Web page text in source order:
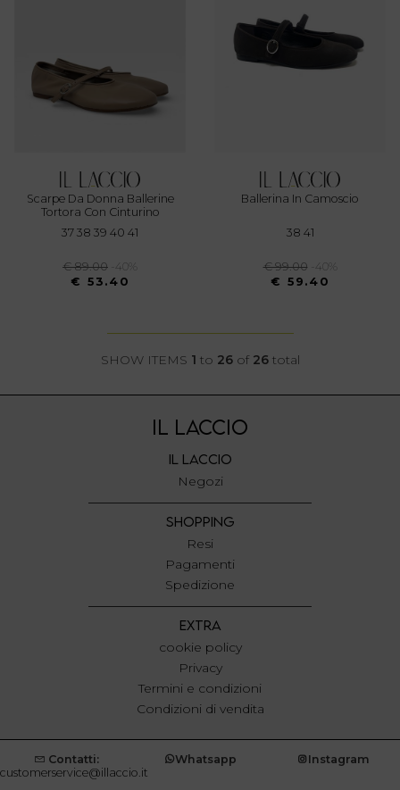
Scarpe Da Donna Ballerine
Tortora Con Cinturino
37 38 39 40 41
€ 89.00
-40%
€ 53.40
Ballerina In Camoscio
38 41
€ 99.00
-40%
€ 59.40
SHOW ITEMS 1 to 26of 26total
IL LACCIO
IL LACCIO
Negozi
SHOPPING
Resi
Pagamenti
Spedizione
EXTRA
cookie policy
Privacy
Termini e condizioni
Condizioni di vendita
Contatti:
customerservice@illaccio.it
Whatsapp Instagram